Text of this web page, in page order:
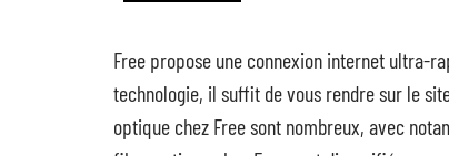
Free propose une connexion internet ultra-
technologie, il suffit de vous rendre sur le
optique chez Free sont nombreux, avec